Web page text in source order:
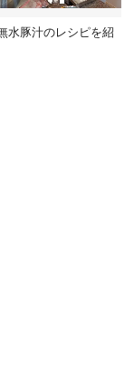
水豚汁のレシピを紹